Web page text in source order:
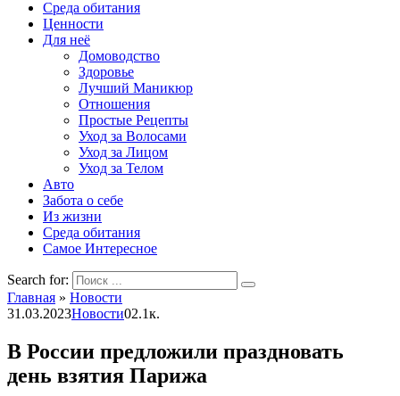
Среда обитания
Ценности
Для неё
Домоводство
Здоровье
Лучший Маникюр
Отношения
Простые Рецепты
Уход за Волосами
Уход за Лицом
Уход за Телом
Авто
Забота о себе
Из жизни
Среда обитания
Самое Интересное
Search for:
Главная » Новости
31.03.2023Новости02.1к.
В России предложили праздновать
день взятия Парижа